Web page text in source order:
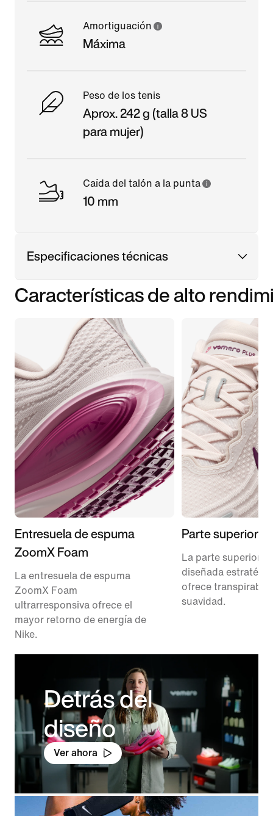
Amortiguación
Máxima
Peso de los tenis
Aprox. 242 g (talla 8 US
para mujer)
Caída del talón a la punta
10 mm
Especificaciones técnicas
Características de alto
Entresuela de espuma
ZoomX Foam
La entresuela de espuma
ZoomX Foam
ultrarresponsiva ofrece el
mayor retorno de energía de
Nike.
Parte superior
La parte superior
diseñada
ofrece
suavidad.
Detrás del
diseño
Ver ahora